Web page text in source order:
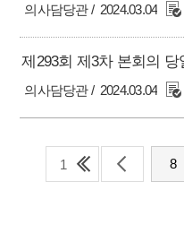
의사담당관 2024.03.04
제293회 제3차 본회의 당
의사담당관 2024.03.04
1